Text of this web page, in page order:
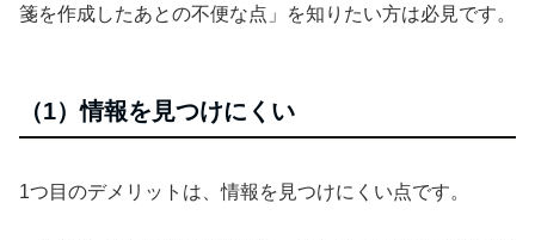
箋を作成したあとの不便な点」を知りたい方は必見です。
（1）情報を見つけにくい
1つ目のデメリットは、情報を見つけにくい点です。